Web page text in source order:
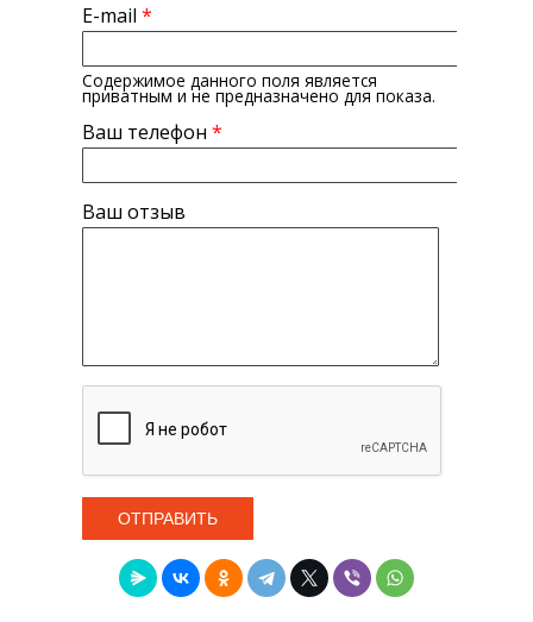
E-mail *
Содержимое данного поля является
приватным и не предназначено для показа.
Ваш телефон *
Ваш отзыв